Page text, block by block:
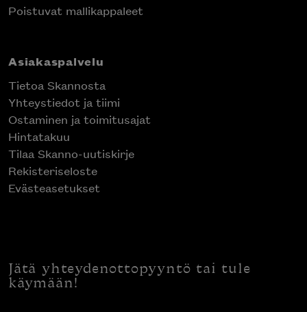
Poistuvat mallikappaleet
Asiakaspalvelu
Tietoa Skannosta
Yhteystiedot ja tiimi
Ostaminen ja toimitusajat
Hintatakuu
Tilaa Skanno-uutiskirje
Rekisteriseloste
Evästeasetukset
Jätä yhteydenottopyyntö tai tule
käymään!